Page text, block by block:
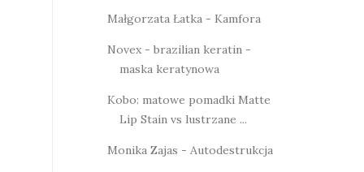
Małgorzata Łatka - Kamfora
Novex - brazilian keratin -
maska keratynowa
Kobo: matowe pomadki Matte
Lip Stain vs lustrzane ...
Monika Zajas - Autodestrukcja